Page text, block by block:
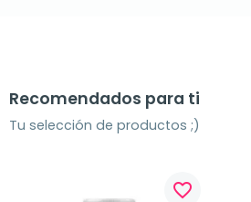
Recomendados para ti
Tu selección de productos ;)
favorite_border